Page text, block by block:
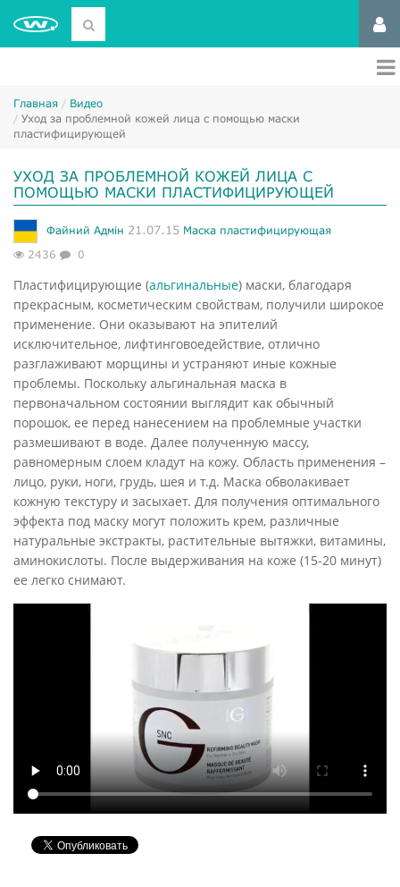
Главная
Видео
Уход за проблемной кожей лица с помощью маски
пластифицирующей
УХОД ЗА ПРОБЛЕМНОЙ КОЖЕЙ ЛИЦА С
ПОМОЩЬЮ МАСКИ ПЛАСТИФИЦИРУЮЩЕЙ
Файний Адмін 21.07.15 Маска пластифицирующая
2436
0
Пластифицирующие (альгинальные) маски, благодаря
прекрасным, косметическим свойствам, получили широкое
применение. Они оказывают на эпителий
исключительное, лифтинговоедействие, отлично
разглаживают морщины и устраняют иные кожные
проблемы. Поскольку альгинальная маска в
первоначальном состоянии выглядит как обычный
порошок, ее перед нанесением на проблемные участки
размешивают в воде. Далее полученную массу,
равномерным слоем кладут на кожу. Область применения –
лицо, руки, ноги, грудь, шея и т.д. Маска обволакивает
кожную текстуру и засыхает. Для получения оптимального
эффекта под маску могут положить крем, различные
натуральные экстракты, растительные вытяжки, витамины,
аминокислоты. После выдерживания на коже (15-20 минут)
ее легко снимают.